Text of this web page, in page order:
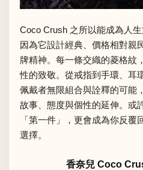
Coco Crush 之所以能成為人
因為它設計經典、價格相對親
牌精神。每一條交織的菱格紋
性的致敬。從戒指到手環、耳
佩戴者無限組合與詮釋的可能
故事、態度與個性的延伸。或
「第一件」，更會成為你反
選擇。
香奈兒 Coco